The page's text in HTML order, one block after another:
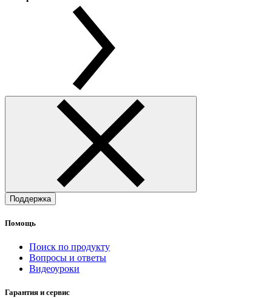
Поддержка
Помощь
Поиск по продукту
Вопросы и ответы
Видеоуроки
Гарантия и сервис